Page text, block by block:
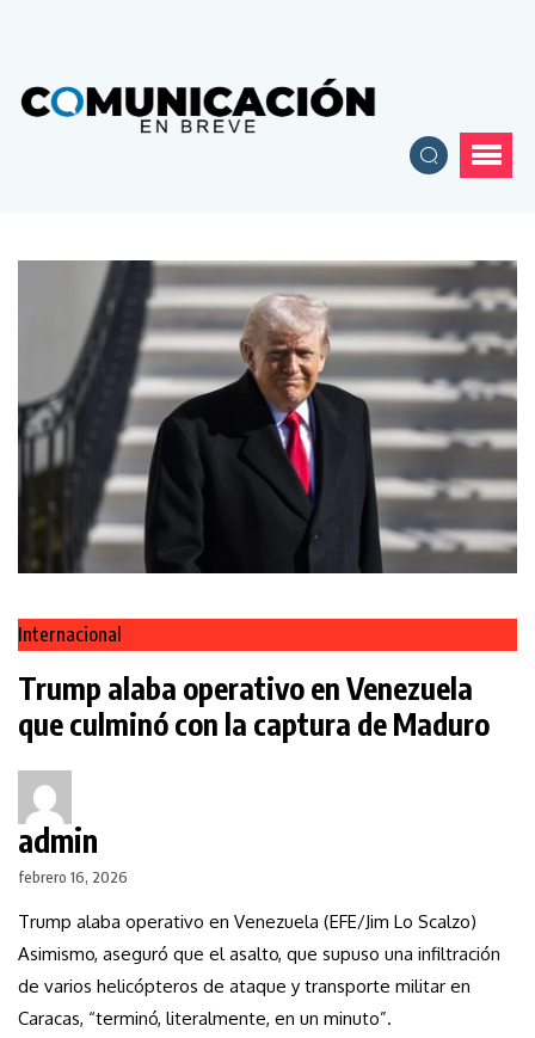
Internacional
Trump alaba operativo en Venezuela
que culminó con la captura de Maduro
admin
febrero 16, 2026
Trump alaba operativo en Venezuela (EFE/Jim Lo Scalzo)
Asimismo, aseguró que el asalto, que supuso una infiltración
de varios helicópteros de ataque y transporte militar en
Caracas, “terminó, literalmente, en un minuto”.